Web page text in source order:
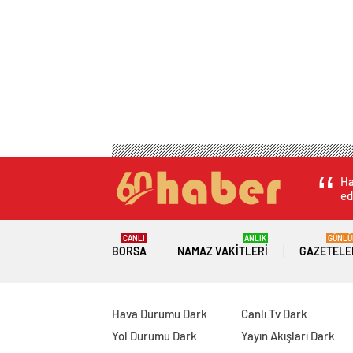
BORSA
CANLI
NAMAZ VAKITLERI
ANLIK
Hava Durumu Dark
Yol Durumu Dark
Canlı Tv Dark
Yayın Akışları Dark